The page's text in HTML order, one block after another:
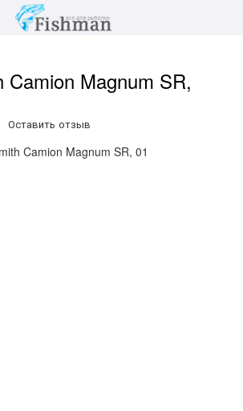
Camion Magnum SR,
Оставить отзыв